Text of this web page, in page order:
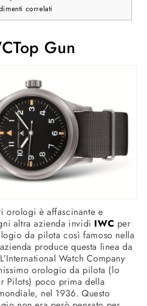
correlati
Gun
orologi è affascinante e
altra azienda invidi IWC per
da pilota così famoso nella
produce questa linea da
Watch Company
orologio da pilota (lo
Pilots) poco prima della
nel 1936. Questo